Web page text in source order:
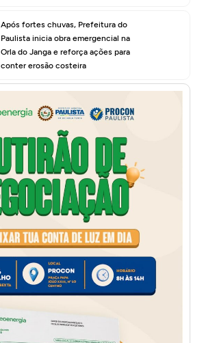
Após fortes chuvas, Prefeitura do
Paulista inicia obra emergencial na
Orla do Janga e reforça ações para
conter erosão costeira